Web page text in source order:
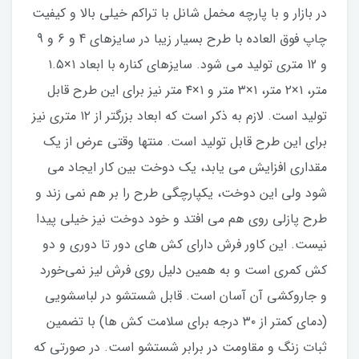
در بازار و با پارچه مخمل شانل با تراکم خیلی بالا و کیفیت
چاپ فوق العاده با طرح بسیار زیبا در سایزهای 4 و 6 و 9
و 12 متری تولید می شود. سایزهای کناره با ابعاد ۱×۱.۵
متر، ۱×۲ متر، ۱×۳ متر و ۱×۴ متر نیز برای این طرح قابل
تولید است. لازم به ذکر است که ابعاد بزرگتر از ۱۲ متری نیز
برای این طرح قابل تولید است. منتها وقتی عرض از یک
مقداری افزایش می یابد، یک دوخت بین کار ایجاد می
شود ولی این دوخت، یکپارچگی طرح را بر هم نمی زند و
طرح پازلی روی هم می افتد و خود دوخت نیز خیلی پیدا
نیست. این کاور فرش دارای کش های دور تا دوری و دو
کش کمری است و به همین دلیل روی فرش لیز نمی‌خورد
و جاروکشی آن آسان است. قابل شستشو در لباسشویی
(دمای کمتر از ۳۰ درجه برای سلامت کش ها) با تضمین
ثبات زنگ و مقاومت در برابر شستشو است. در صورتی که